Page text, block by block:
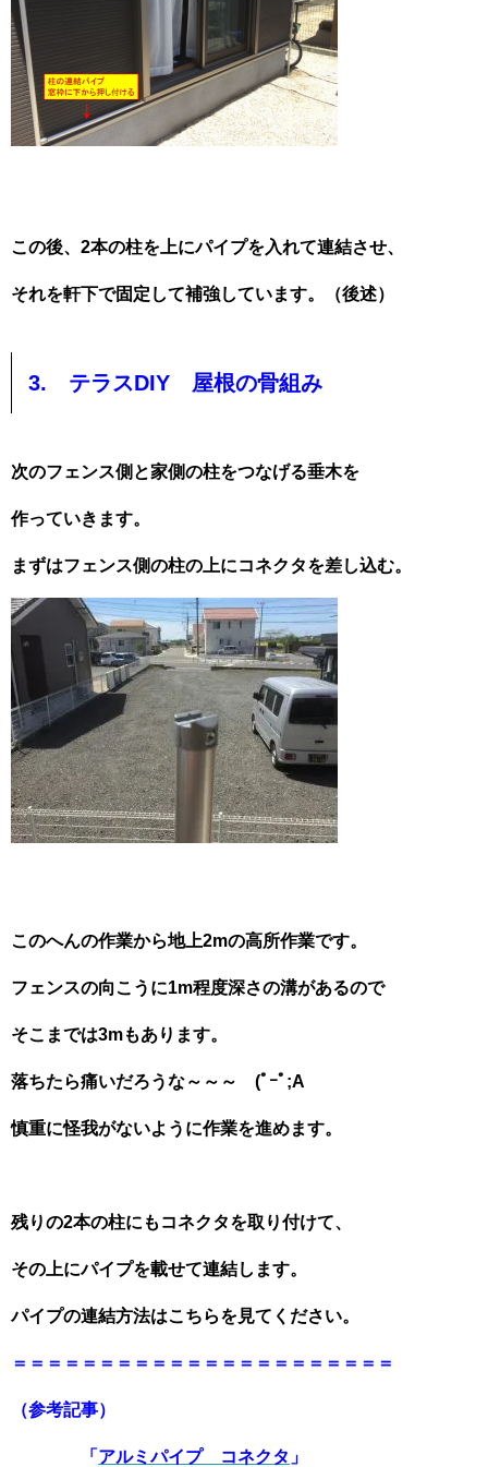
この後、2本の柱を上にパイプを入れて連結させ、
それを軒下で固定して補強しています。（後述）
3. テラスDIY 屋根の骨組み
次のフェンス側と家側の柱をつなげる垂木を
作っていきます。
まずはフェンス側の柱の上にコネクタを差し込む。
このへんの作業から地上2mの高所作業です。
フェンスの向こうに1m程度深さの溝があるので
そこまでは3mもあります。
落ちたら痛いだろうな～～～ (ﾟｰﾟ;A
慎重に怪我がないように作業を進めます。
残りの2本の柱にもコネクタを取り付けて、
その上にパイプを載せて連結します。
パイプの連結方法はこちらを見てください。
＝＝＝＝＝＝＝＝＝＝＝＝＝＝＝＝＝＝＝＝＝＝
（参考記事）
「 アルミパイプ コネクタ 」